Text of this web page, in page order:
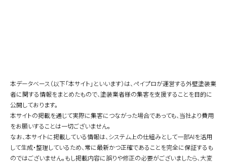
本データベース（以下「本サイト」といいます）は、ペイプロが運営する外壁塗装業
者に関する情報をまとめたもので、塗装業者様の集客を支援することを目的に
公開しております。
本サイトの掲載を通じて実際に集客につながった場合であっても、当社より費用
をお願いすることは一切ございません。
なお、本サイトに掲載している情報は、システム上の仕組みとして一部AIを活用
して生成・整理しているため、常に最新かつ正確であることを完全に保証するも
のではございません。もし掲載内容に誤りや修正の必要がございましたら、大変